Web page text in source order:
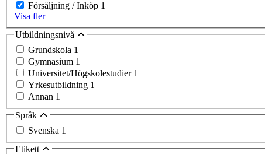
Försäljning / Inköp 1
Visa fler
Utbildningsnivå
Grundskola 1
Gymnasium 1
Universitet/Högskolestudier 1
Yrkesutbildning 1
Annan 1
Språk
Svenska 1
Etikett